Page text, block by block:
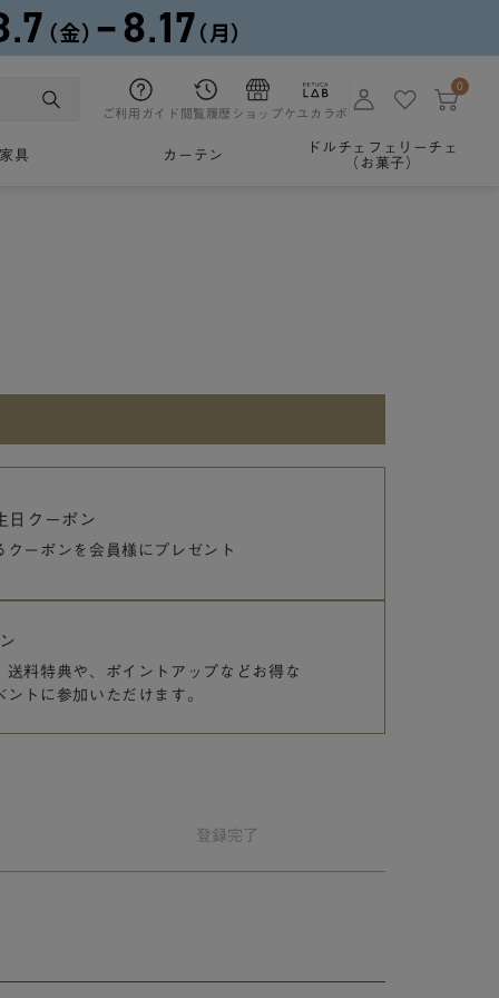
ご利用ガイド 閲覧履歴 ショップケユカラボ
0
家具 カーテン
ドルチェフェリーチェ
（お菓子）
日クーポン
クーポンを 会員様にプレゼント
料特典や、
ポイントアップなどお得な
ントに参加いただけます。
登録完了